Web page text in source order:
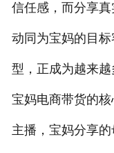
信任感，而分享
动同为宝妈的目
型，正成为越来越
宝妈电商带货的
主播，宝妈分享